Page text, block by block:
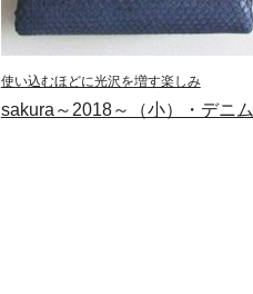
使い込むほどに光沢を増す楽しみ
sakura～2018～（小）・デニム